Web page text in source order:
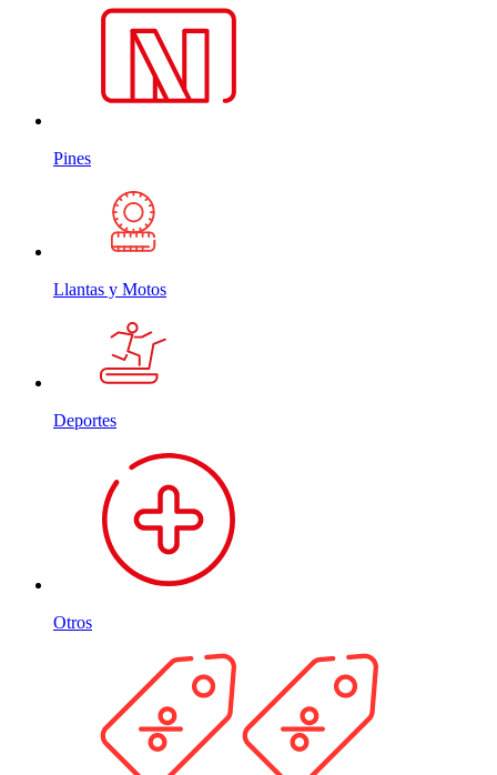
Pines
Llantas y Motos
Deportes
Otros